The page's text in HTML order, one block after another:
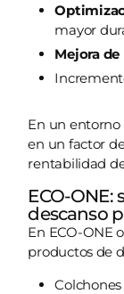
mayor
Mejora
En un entorno
en un factor
rentabilidad
ECO-
descanso
En ECO-ONE
productos de